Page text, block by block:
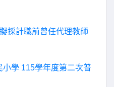
採計職前曾任代理教師
學 115學年度第二次普